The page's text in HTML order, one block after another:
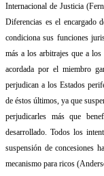
Internacional de Justicia
Diferencias es el encargado
condiciona sus funciones
más a los arbitrajes que a los
acordada por el miembro
perjudican a los Estados
de éstos últimos, ya que
perjudicarles más que
desarrollado. Todos los
suspensión de concesiones
mecanismo para ricos